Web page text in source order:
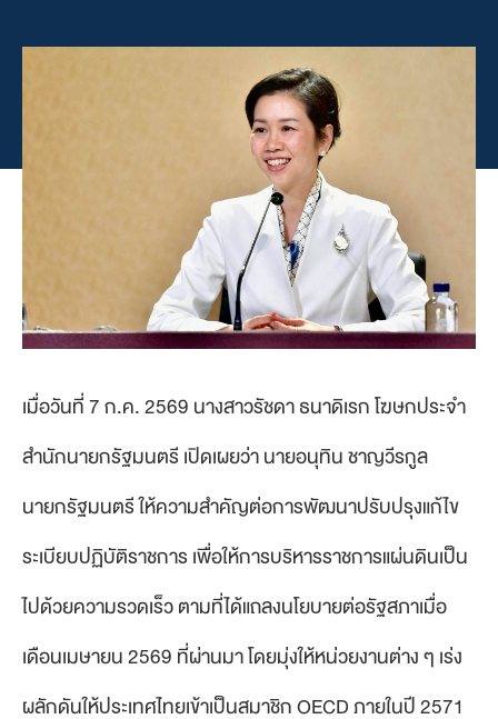
เมื่อวันที่ 7 ก.ค. 2569 นางสาวรัชดา ธนาดิเรก โฆษกประจำ
สำนักนายกรัฐมนตรี เปิดเผยว่า นายอนุทิน ชาญวีรกูล
นายกรัฐมนตรี ให้ความสำคัญต่อการพัฒนาปรับปรุงแก้ไข
ระเบียบปฏิบัติราชการ เพื่อให้การบริหารราชการแผ่นดินเป็น
ไปด้วยความรวดเร็ว ตามที่ได้แถลงนโยบายต่อรัฐสภาเมื่อ
เดือนเมษายน 2569 ที่ผ่านมา โดยมุ่งให้หน่วยงานต่าง ๆ เร่ง
ผลักดันให้ประเทศไทยเข้าเป็นสมาชิก OECD ภายในปี 2571